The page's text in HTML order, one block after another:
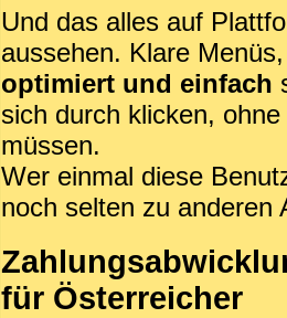
Und das alles auf
aussehen. Klare
optimiert und einfach
sich durch klicken,
müssen.
Wer einmal diese
noch selten zu anderen
für Österreicher